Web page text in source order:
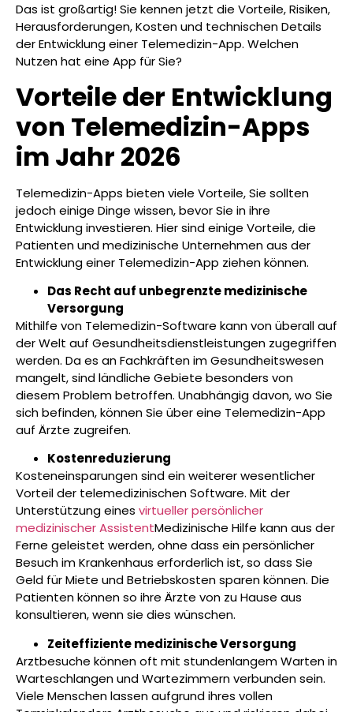
Das ist großartig! Sie kennen jetzt die Vorteile, Risiken,
Herausforderungen, Kosten und technischen Details
der Entwicklung einer Telemedizin-App. Welchen
Nutzen hat eine App für Sie?
Vorteile der Entwicklung
von Telemedizin-Apps
im Jahr 2026
Telemedizin-Apps bieten viele Vorteile, Sie sollten
jedoch einige Dinge wissen, bevor Sie in ihre
Entwicklung investieren. Hier sind einige Vorteile, die
Patienten und medizinische Unternehmen aus der
Entwicklung einer Telemedizin-App ziehen können.
Das Recht auf unbegrenzte medizinische
Versorgung
Mithilfe von Telemedizin-Software kann von überall auf
der Welt auf Gesundheitsdienstleistungen zugegriffen
werden. Da es an Fachkräften im Gesundheitswesen
mangelt, sind ländliche Gebiete besonders von
diesem Problem betroffen. Unabhängig davon, wo Sie
sich befinden, können Sie über eine Telemedizin-App
auf Ärzte zugreifen.
Kostenreduzierung
Kosteneinsparungen sind ein weiterer wesentlicher
Vorteil der telemedizinischen Software. Mit der
Unterstützung eines virtueller persönlicher
medizinischer AssistentMedizinische Hilfe kann aus der
Ferne geleistet werden, ohne dass ein persönlicher
Besuch im Krankenhaus erforderlich ist, so dass Sie
Geld für Miete und Betriebskosten sparen können. Die
Patienten können so ihre Ärzte von zu Hause aus
konsultieren, wenn sie dies wünschen.
Zeiteffiziente medizinische Versorgung
Arztbesuche können oft mit stundenlangem Warten in
Warteschlangen und Wartezimmern verbunden sein.
Viele Menschen lassen aufgrund ihres vollen